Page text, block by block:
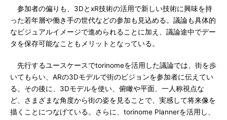
参加者の偏りも、3DとxR技術の活用で新しい技術に興味を持
った若年層や働き手の世代などの参加も見込める。議論も具体的
なビジュアルイメージで進められることに加え、議論途中でデー
タを保存可能なこともメリットとなっている。
先行するユースケースでtorinomeを活用した議論では、街を歩
いてもらい、ARの3Dモデルで街のビジョンを参加者に伝えてい
る。その後に、3Dモデルを使い、俯瞰や平面、一人称視点な
ど、さまざまな角度から街の姿を見ることで、実感して将来像を
描くことにつなげている。さらに、torinome Plannerを活用し、